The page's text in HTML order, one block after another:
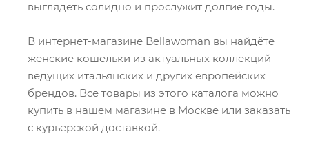
выглядеть солидно и прослужит долгие годы.
В интернет-магазине Bellawoman вы найдёте
женские кошельки из актуальных коллекций
ведущих итальянских и других европейских
брендов. Все товары из этого каталога можно
купить в нашем магазине в Москве или заказать
с курьерской доставкой.